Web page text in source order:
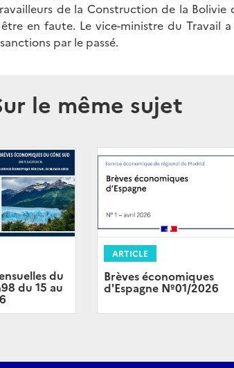
de la Construction de la
en faute. Le vice-ministre du Travail
par le passé.
le même sujet
du
du 15 au
ARTICLE
Brèves économiques
d'Espagne Nº01/2026